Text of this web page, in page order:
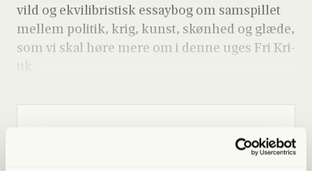
vild og ekvi­li­bri­stisk essay­bog om sam­spil­let
mel­lem poli­tik, krig, kunst, skøn­hed og glæ­de,
som vi skal høre mere om i den­ne uges Fri Kri­
spa­re 40%